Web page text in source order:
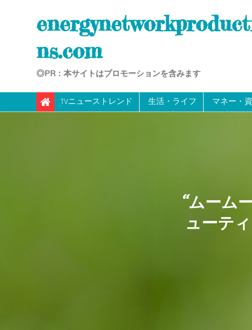
ns.com
◎PR：本サイトはプロモーションを含みます
TVニューストレンド 生活・ライフ マネー・
“ムーム
ューテ